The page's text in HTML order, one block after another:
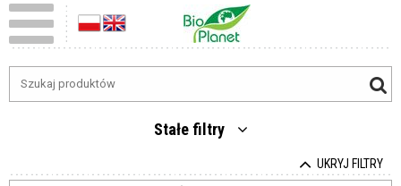
Stałe filtry
UKRYJ FILTRY